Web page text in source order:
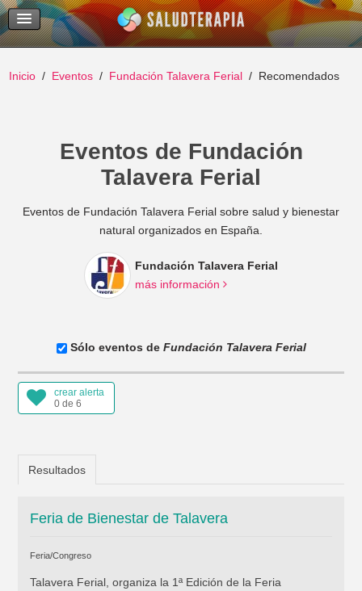
Temas Recientes
Buscar
Inicio Eventos Fundación Talavera Ferial Recomendados
Eventos de Fundación
Talavera Ferial
Eventos de Fundación Talavera Ferial sobre salud y bienestar
natural organizados en España.
Fundación Talavera Ferial
más información
Sólo eventos de Fundación Talavera Ferial
crear alerta
0 de 6
Resultados
Feria de Bienestar de Talavera
Feria/Congreso
Talavera Ferial, organiza la 1ª Edición de la Feria